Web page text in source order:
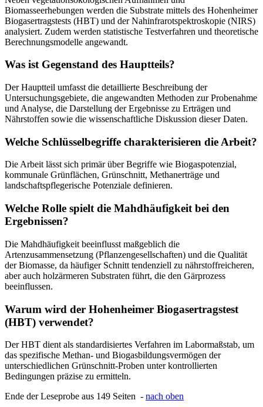
Biomasseerhebungen werden die Substrate mittels des Hohenheimer
Biogasertragstests (HBT) und der Nahinfrarotspektroskopie (NIRS)
analysiert. Zudem werden statistische Testverfahren und theoretische
Berechnungsmodelle angewandt.
Was ist Gegenstand des Hauptteils?
Der Hauptteil umfasst die detaillierte Beschreibung der
Untersuchungsgebiete, die angewandten Methoden zur Probenahme
und Analyse, die Darstellung der Ergebnisse zu Erträgen und
Nährstoffen sowie die wissenschaftliche Diskussion dieser Daten.
Welche Schlüsselbegriffe charakterisieren die Arbeit?
Die Arbeit lässt sich primär über Begriffe wie Biogaspotenzial,
kommunale Grünflächen, Grünschnitt, Methanerträge und
landschaftspflegerische Potenziale definieren.
Welche Rolle spielt die Mahdhäufigkeit bei den
Ergebnissen?
Die Mahdhäufigkeit beeinflusst maßgeblich die
Artenzusammensetzung (Pflanzengesellschaften) und die Qualität
der Biomasse, da häufiger Schnitt tendenziell zu nährstoffreicheren,
aber auch holzärmeren Substraten führt, die den Gärprozess
beeinflussen.
Warum wird der Hohenheimer Biogasertragstest
(HBT) verwendet?
Der HBT dient als standardisiertes Verfahren im Labormaßstab, um
das spezifische Methan- und Biogasbildungsvermögen der
unterschiedlichen Grünschnitt-Proben unter kontrollierten
Bedingungen präzise zu ermitteln.
Ende der Leseprobe aus 149 Seiten - nach oben